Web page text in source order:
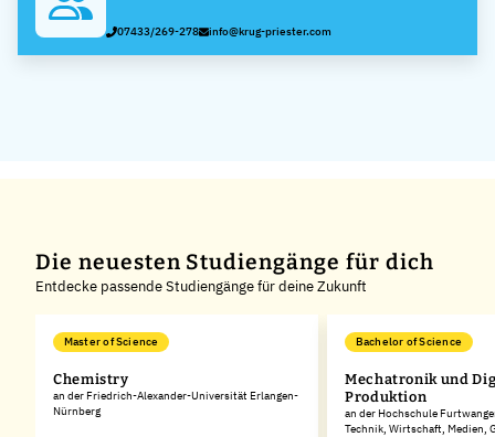
07433/269-278 info@krug-priester.com
Die neuesten Studiengänge für dich
Entdecke passende Studiengänge für deine Zukunft
Master of Science
Chemistry
an der Friedrich-Alexander-Universität Erlangen-
Nürnberg
Bachelor of Science
Mechatronik und
Produktion
an der Hochschule
Technik, Wirtschaft, Medien,